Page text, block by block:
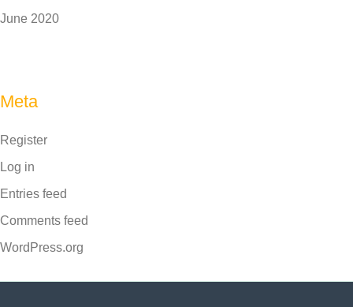
June 2020
Meta
Register
Log in
Entries feed
Comments feed
WordPress.org